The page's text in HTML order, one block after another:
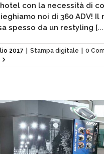
con la necessità di
noi di 360 ADV! Il
spesso da un restyling
2017 Stampa digitale
0